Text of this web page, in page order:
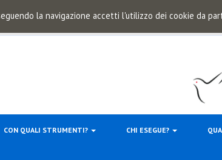
la navigazione accetti l'utilizzo dei cookie da
CON QUALI STRUMENTI? CHI ESEGUE?